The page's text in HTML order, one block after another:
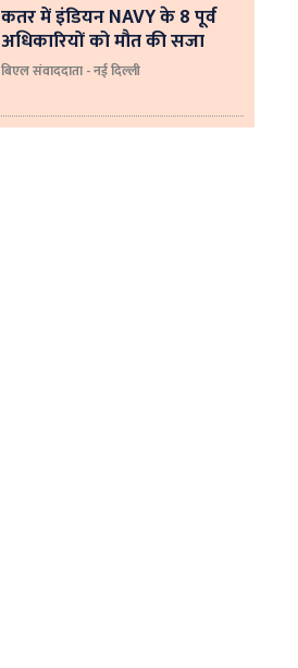
कतर में इंडियन NAVY के 8 पूर्व
अधिकारियों को मौत की सजा
बिएल संवाददाता - नई दिल्ली